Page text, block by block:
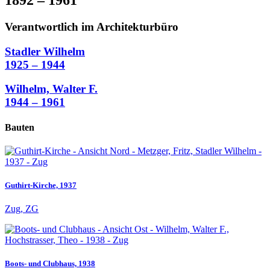
Verantwortlich im Architekturbüro
Stadler Wilhelm
1925 – 1944
Wilhelm, Walter F.
1944 – 1961
Bauten
Guthirt-Kirche, 1937
Zug, ZG
Boots- und Clubhaus, 1938